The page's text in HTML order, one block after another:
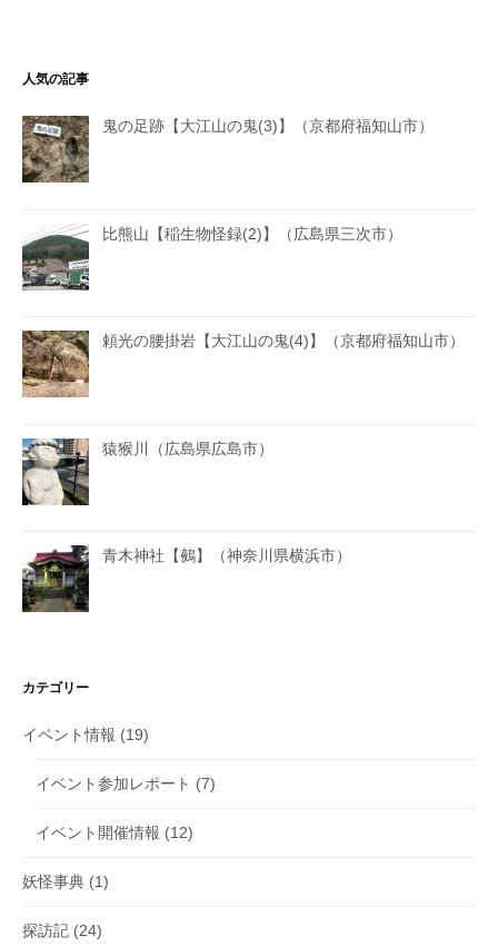
人気の記事
鬼の足跡【大江山の鬼(3)】（京都府福知山市）
比熊山【稲生物怪録(2)】（広島県三次市）
頼光の腰掛岩【大江山の鬼(4)】（京都府福知山市）
猿猴川（広島県広島市）
青木神社【鵺】（神奈川県横浜市）
カテゴリー
イベント情報 (19)
イベント参加レポート (7)
イベント開催情報 (12)
妖怪事典 (1)
探訪記 (24)